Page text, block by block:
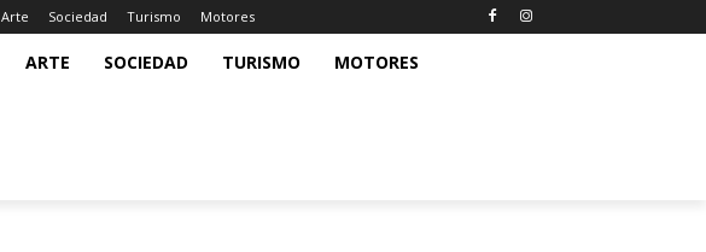
Arte Sociedad Turismo Motores
ARTE SOCIEDAD TURISMO MOTORES